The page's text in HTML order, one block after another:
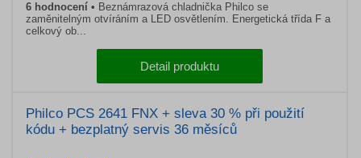
6 hodnocení
Beznámrazová chladnička Philco se
zaměnitelným otvíráním a LED osvětlením. Energetická třída F a
celkový ob...
Detail produktu
Philco PCS 2641 FNX + sleva 30 % při použití
kódu + bezplatný servis 36 měsíců